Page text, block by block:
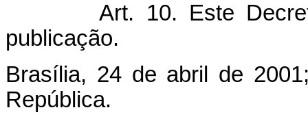
Art. 10. Este Decreto
publicação.
Brasília, 24 de abril de
República.